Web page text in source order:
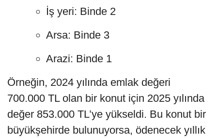
İş yeri: Binde 2
Arsa: Binde 3
Arazi: Binde 1
Örneğin, 2024 yılında emlak değeri
700.000 TL olan bir konut için 2025 yılında
değer 853.000 TL’ye yükseldi. Bu konut bir
büyükşehirde bulunuyorsa, ödenecek yıllık